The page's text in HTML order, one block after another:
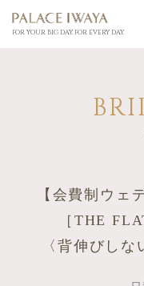
FOR YOUR BIG DAY. FOR EVERY DAY.
【会費制ウェ
［THE
〈背伸びし